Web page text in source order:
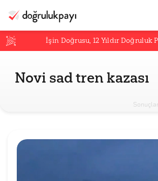
İşin Doğrusu,12 Yıldır Doğruluk
Novi sad tren kazası